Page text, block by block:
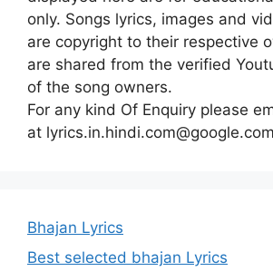
only. Songs lyrics, images and
are copyright to their respective
are shared from the verified
of the song owners.
For any kind Of Enquiry please
at lyrics.in.hindi.com@google.com
Bhajan Lyrics
Best selected bhajan Lyrics